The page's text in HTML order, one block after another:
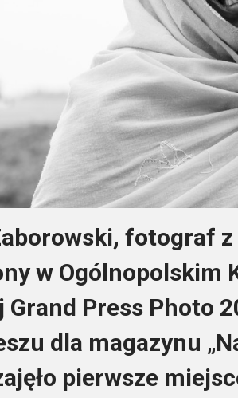
fotograf
w Ogólnopolskim
Grand Press Photo
dla magazynu
pierwsze